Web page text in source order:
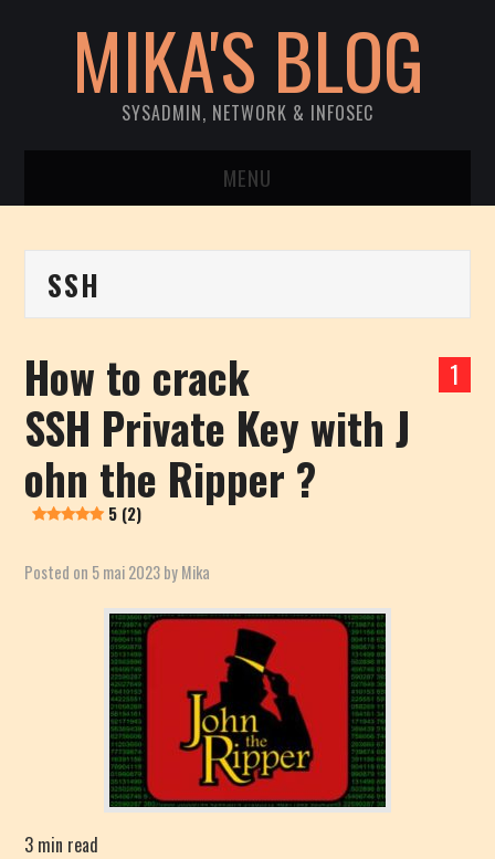
MIKA'S BLOG
SYSADMIN, NETWORK & INFOSEC
MENU
SYSTEM
INFOSEC
CVE DISCLOSURES
PENTEST CHEATSHEET
RANDOM POST
SSH
1
How to crack
SSH Private Key with J
ohn the Ripper ?
5 (2)
Posted on 5 mai 2023byMika
3 min read